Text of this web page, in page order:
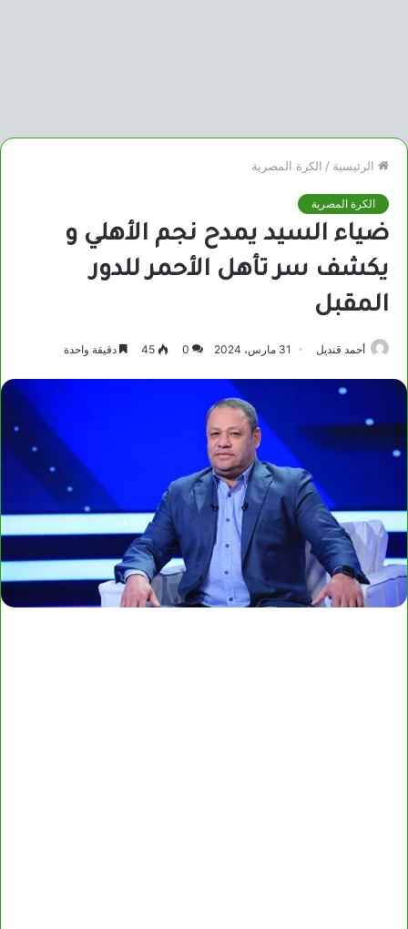
الرئيسية / الكرة المصرية
الكرة المصرية
ضياء السيد يمدح نجم الأهلي و
يكشف سر تأهل الأحمر للدور
المقبل
أحمد قنديل 31 مارس، 2024 0
45 دقيقة واحدة